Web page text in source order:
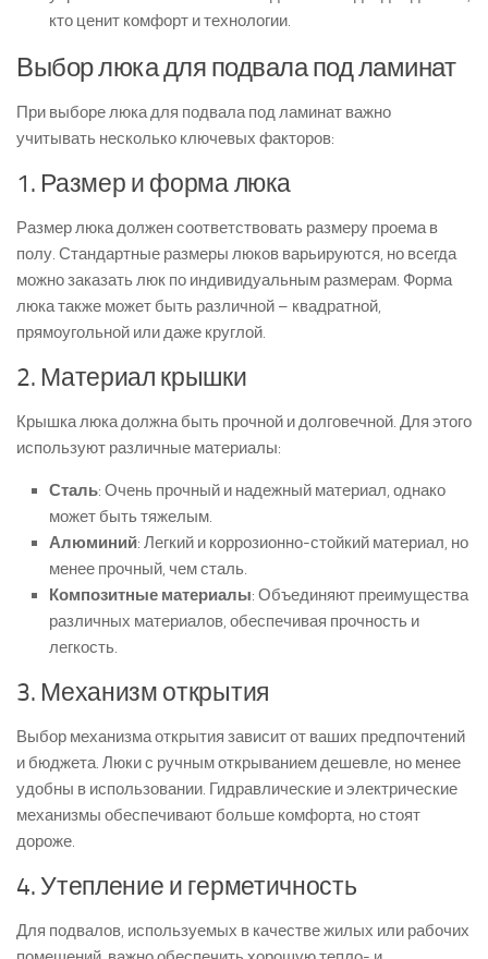
кто ценит комфорт и технологии.
Выбор люка для подвала под ламинат
При выборе люка для подвала под ламинат важно
учитывать несколько ключевых факторов:
1. Размер и форма люка
Размер люка должен соответствовать размеру проема в
полу. Стандартные размеры люков варьируются, но всегда
можно заказать люк по индивидуальным размерам. Форма
люка также может быть различной – квадратной,
прямоугольной или даже круглой.
2. Материал крышки
Крышка люка должна быть прочной и долговечной. Для этого
используют различные материалы:
Сталь: Очень прочный и надежный материал, однако
может быть тяжелым.
Алюминий: Легкий и коррозионно-стойкий материал, но
менее прочный, чем сталь.
Композитные материалы: Объединяют преимущества
различных материалов, обеспечивая прочность и
легкость.
3. Механизм открытия
Выбор механизма открытия зависит от ваших предпочтений
и бюджета. Люки с ручным открыванием дешевле, но менее
удобны в использовании. Гидравлические и электрические
механизмы обеспечивают больше комфорта, но стоят
дороже.
4. Утепление и герметичность
Для подвалов, используемых в качестве жилых или рабочих